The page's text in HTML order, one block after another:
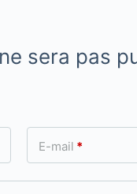
sera pas
E-mail *